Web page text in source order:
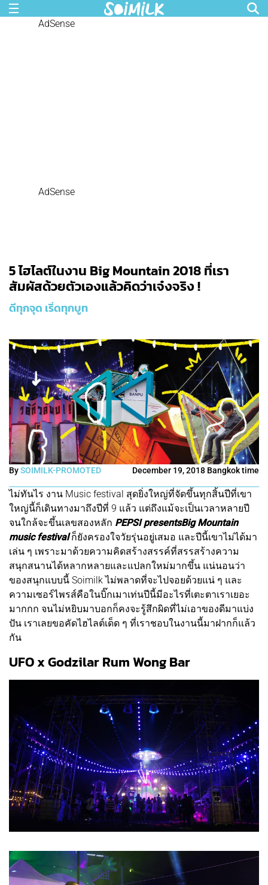
AdSense
AdSense
5 ไฮไลต์ในงาน Big Mountain 2018 ที่เรา
สัมผัสด้วยตัวเองแล้วคิดว่าเจ๋งจริง !
ดีทุกจุด เริ่ดทุกบูท
BySOIMILK-PROMOTED December 19, 2018 Bangkok time
ไม่ทันไร งาน Music festival สุดยิ่งใหญ่ที่จัดขึ้นทุกสิ้นปีที่เขา
ใหญ่นี้ก็เดินทางมาถึงปีที่ 9 แล้ว แต่ถึงแม้จะเป็นเวลาหลายปี
จนใกล้จะขึ้นเลขสองหลัก PEPSI presentsBig Mountain
music festival ก็ยังครองใจวัยรุ่นอยู่เสมอ และปีนี้เขาไม่ได้มา
เล่น ๆ เพราะมาด้วยความคิดสร้างสรรค์ที่สรรสร้างความ
สนุกสนานได้หลากหลายและแปลกใหม่มากขึ้น แน่นอนว่า
ของสนุกแบบนี้ Soimilk ไม่พลาดที่จะไปจอยด้วยแน่ ๆ และ
ความเซอร์ไพรส์คือในบิ๊กเมาเท่นปีนี้มีอะไรที่เตะตาเราเยอะ
มากกก จนไม่หยิบมาบอกก็คงจะรู้สึกผิดที่ไม่เอาของดีมาแบ่ง
ปัน เราเลยขอคัดไฮไลต์เด็ด ๆ ที่เราชอบในงานนี้มาฝากก็แล้ว
กัน
UFO x Godzilar Rum Wong Bar